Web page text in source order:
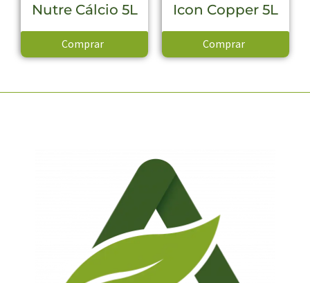
Nutre Cálcio 5L
Comprar
Icon Copper 5L
Comprar